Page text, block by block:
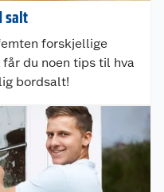
salt
forskjellige
du noen tips til hva
bordsalt!